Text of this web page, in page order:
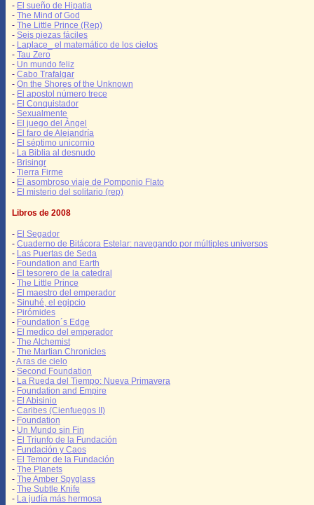
- El sueño de Hipatia
- The Mind of God
- The Little Prince (Rep)
- Seis piezas fáciles
- Laplace_ el matemático de los cielos
- Tau Zero
- Un mundo feliz
- Cabo Trafalgar
- On the Shores of the Unknown
- El apostol número trece
- El Conquistador
- Sexualmente
- El juego del Ángel
- El faro de Alejandría
- El séptimo unicornio
- La Biblia al desnudo
- Brisingr
- Tierra Firme
- El asombroso viaje de Pomponio Flato
- El misterio del solitario (rep)
Libros de 2008
- El Segador
- Cuaderno de Bitácora Estelar: navegando por múltiples universos
- Las Puertas de Seda
- Foundation and Earth
- El tesorero de la catedral
- The Little Prince
- El maestro del emperador
- Sinuhé, el egipcio
- Pirómides
- Foundation´s Edge
- El medico del emperador
- The Alchemist
- The Martian Chronicles
-A ras de cielo
- Second Foundation
- La Rueda del Tiempo: Nueva Primavera
- Foundation and Empire
- El Abisinio
- Caribes (Cienfuegos II)
- Foundation
- Un Mundo sin Fin
- El Triunfo de la Fundación
- Fundación y Caos
- El Temor de la Fundación
- The Planets
- The Amber Spyglass
- The Subtle Knife
- La judía más hermosa